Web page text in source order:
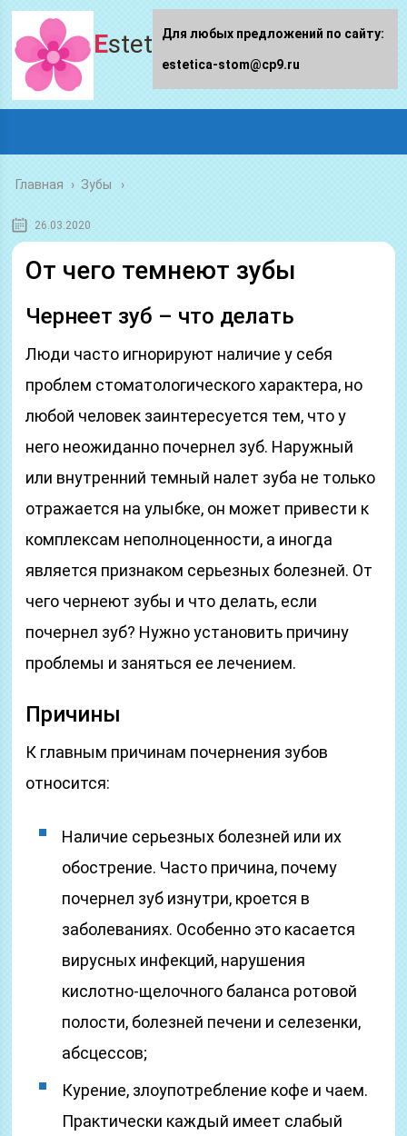
Estetica-stom.ru
Главная › Зубы
26.03.2020
От чего темнеют зубы
Чернеет зуб – что делать
Люди часто игнорируют наличие у себя
проблем стоматологического характера, но
любой человек заинтересуется тем, что у
него неожиданно почернел зуб. Наружный
или внутренний темный налет зуба не только
отражается на улыбке, он может привести к
комплексам неполноценности, а иногда
является признаком серьезных болезней. От
чего чернеют зубы и что делать, если
почернел зуб? Нужно установить причину
проблемы и заняться ее лечением.
Причины
К главным причинам почернения зубов
относится:
Наличие серьезных болезней или их
обострение. Часто причина, почему
почернел зуб изнутри, кроется в
заболеваниях. Особенно это касается
вирусных инфекций, нарушения
кислотно-щелочного баланса ротовой
полости, болезней печени и селезенки,
абсцессов;
Курение, злоупотребление кофе и чаем.
Практически каждый имеет слабый
Для любых предложений по сайту:
estetica-stom@cp9.ru